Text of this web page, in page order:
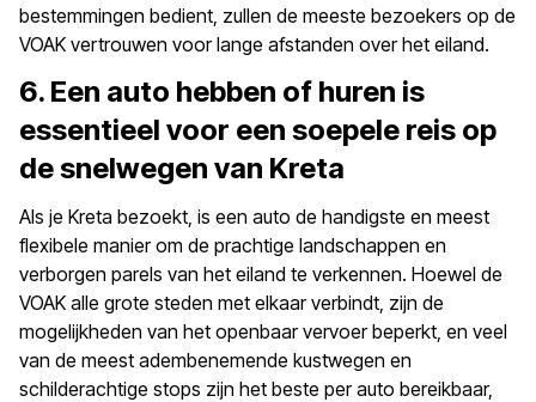
bestemmingen bedient, zullen de meeste bezoekers op de
VOAK vertrouwen voor lange afstanden over het eiland.
6. Een auto hebben of huren is
essentieel voor een soepele reis op
de snelwegen van Kreta
Als je Kreta bezoekt, is een auto de handigste en meest
flexibele manier om de prachtige landschappen en
verborgen parels van het eiland te verkennen. Hoewel de
VOAK alle grote steden met elkaar verbindt, zijn de
mogelijkheden van het openbaar vervoer beperkt, en veel
van de meest adembenemende kustwegen en
schilderachtige stops zijn het beste per auto bereikbaar,